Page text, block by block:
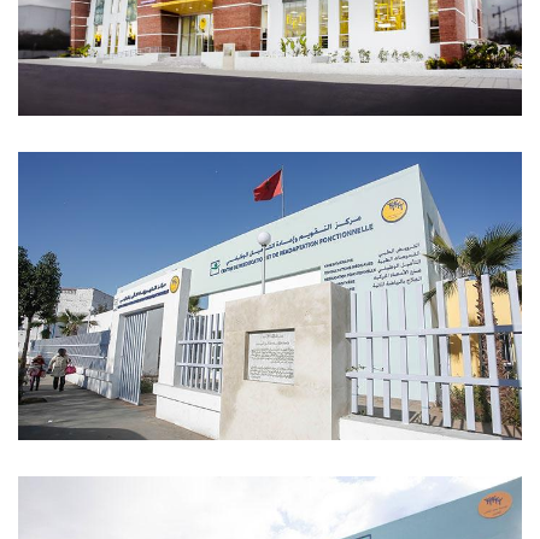
El Mercado Solidario